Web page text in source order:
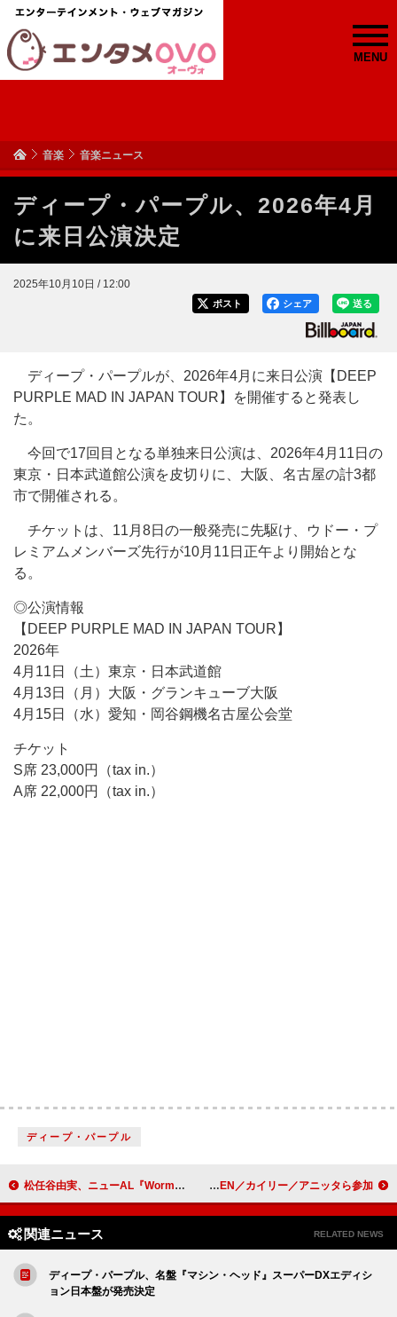
MENU
音楽 音楽ニュース
ディープ・パープル、2026年4月
に来日公演決定
2025年10月10日 / 12:00
送る
シェア
ポスト
ディープ・パープルが、2026年4月に来日公演【DEEP
PURPLE MAD IN JAPAN TOUR】を開催すると発表し
た。
今回で17回目となる単独来日公演は、2026年4月11日の
東京・日本武道館公演を皮切りに、大阪、名古屋の計3都
市で開催される。
チケットは、11月8日の一般発売に先駆け、ウドー・プ
レミアムメンバーズ先行が10月11日正午より開始とな
る。
◎公演情報
【DEEP PURPLE MAD IN JAPAN TOUR】
2026年
4月11日（土）東京・日本武道館
4月13日（月）大阪・グランキューブ大阪
4月15日（水）愛知・岡谷鋼機名古屋公会堂
チケット
S席 23,000円（tax in.）
A席 22,000円（tax in.）
ディープ・パープル
松任谷由実、ニューAL『Wormhole / Yumi AraI』を象徴する重要なナンバー「DARK MOON」配信＆MV公開 ピンクパンサレス、リミックス作品『ファンシー・サム・モア？』配信 SEVENTEEN／カイリー／アニッタら参加
関連ニュース RELATED NEWS
ディープ・パープル、名盤『マシン・ヘッド』スーパーDXエディシ
ョン日本盤が発売決定